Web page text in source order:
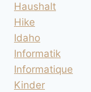
Haushalt
Hike
Idaho
Informatik
Informatique
Kinder